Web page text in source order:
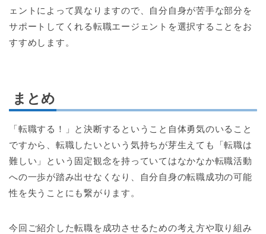
ェントによって異なりますので、自分自身が苦手な部分を
サポートしてくれる転職エージェントを選択することをお
すすめします。
まとめ
「転職する！」と決断するということ自体勇気のいること
ですから、転職したいという気持ちが芽生えても「転職は
難しい」という固定観念を持っていてはなかなか転職活動
への一歩が踏み出せなくなり、自分自身の転職成功の可能
性を失うことにも繋がります。
今回ご紹介した転職を成功させるための考え方や取り組み